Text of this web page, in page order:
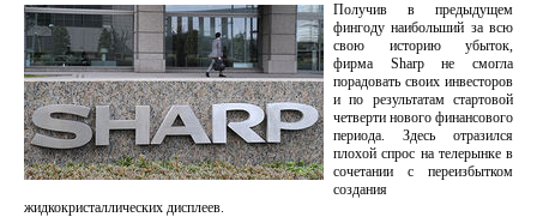
Получив в предыдущем
фингоду наибольший за всю
свою историю убыток,
фирма Sharp не смогла
порадовать своих инвесторов
и по результатам стартовой
четверти нового финансового
периода. Здесь отразился
плохой спрос на телерынке в
сочетании с переизбытком
создания
жидкокристаллических дисплеев.